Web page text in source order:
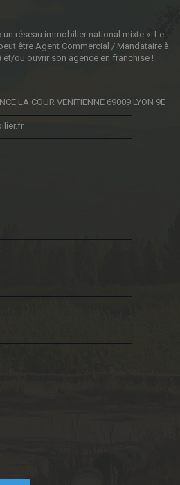
un réseau immobilier national mixte ». Le
être Agent Commercial / Mandataire à
ou ouvrir son agence en franchise !
LA COUR VENITIENNE 69009 LYON 9E